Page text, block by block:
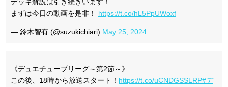
まずは今日の動画を是非！ https://t.co/hL5PpUWoxf
— 鈴木智有 (@suzukichiari) May 25, 2024
《デュエチューブリーグ～第2節～》
この後、18時から放送スタート！ https://t.co/uCNDGSSLRP#デ